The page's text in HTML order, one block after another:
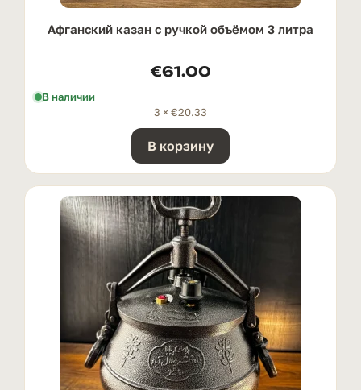
Афганский казан с ручкой oбъёмом 3 литра
€61.00
В наличии
3 × €20.33
В корзину